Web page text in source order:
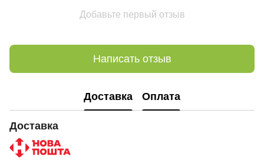
Добавьте первый отзыв
Написать отзыв
Доставка Оплата
Доставка